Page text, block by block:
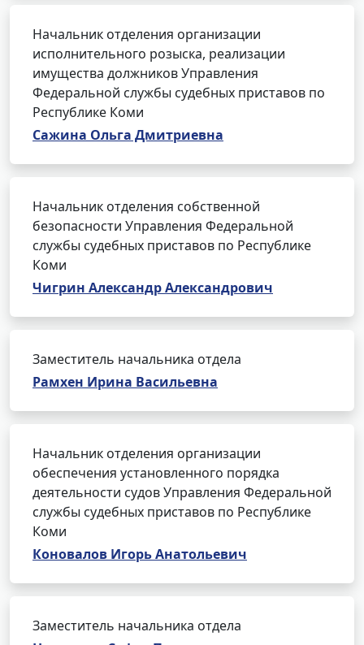
Начальник отделения организации
исполнительного розыска, реализации
имущества должников Управления
Федеральной службы судебных приставов по
Республике Коми
Сажина Ольга Дмитриевна
Начальник отделения собственной
безопасности Управления Федеральной
службы судебных приставов по Республике
Коми
Чигрин Александр Александрович
Заместитель начальника отдела
Рамхен Ирина Васильевна
Начальник отделения организации
обеспечения установленного порядка
деятельности судов Управления Федеральной
службы судебных приставов по Республике
Коми
Коновалов Игорь Анатольевич
Заместитель начальника отдела